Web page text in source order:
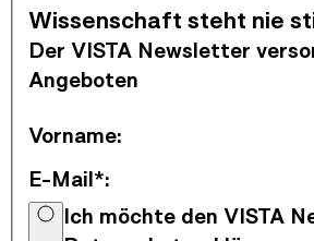
Wissenschaft steht nie
Der VISTA Newsletter
Angeboten
Vorname:
E-Mail*:
Ich möchte den VISTA